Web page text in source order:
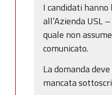
I candidati
all’Azienda USL
quale non
comunicato.
La domanda
mancata